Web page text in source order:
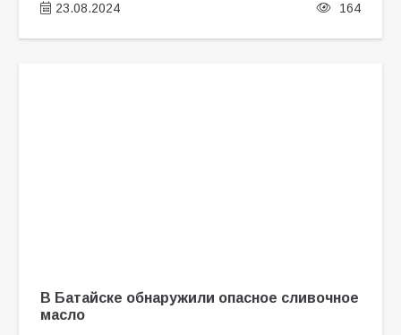
23.08.2024 164
В Батайске обнаружили опасное сливочное
масло